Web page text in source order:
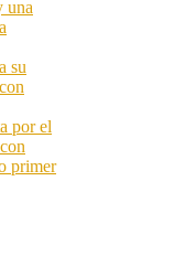
una
su
por el
primer